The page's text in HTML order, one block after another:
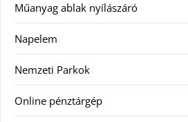
Műanyag ablak nyílászáró
Napelem
Nemzeti Parkok
Online pénztárgép